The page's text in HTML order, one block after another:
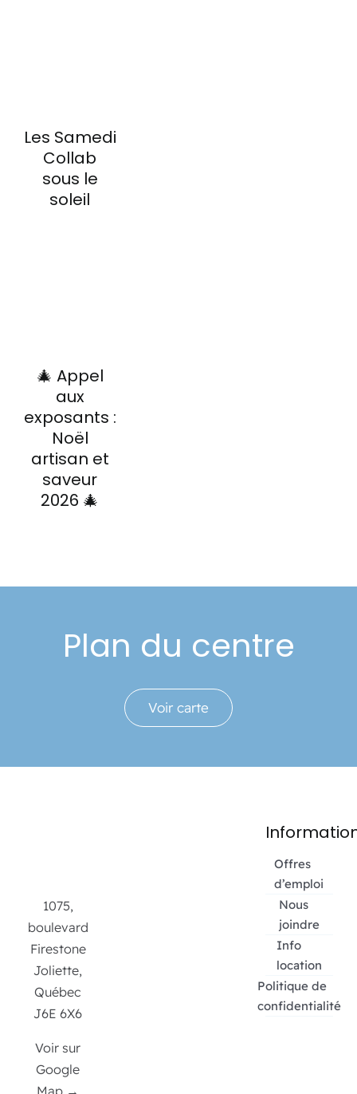
Les Samedi
Collab
sous le
soleil
🎄 Appel
aux
exposants :
Noël
artisan et
saveur
2026 🎄
Plan du centre
Voir carte
1075,
boulevard
Firestone
Joliette,
Québec
J6E 6X6
Voir sur
Google
Offres
d’emploi
Nous
joindre
Info
location
Politique de
confidentialité